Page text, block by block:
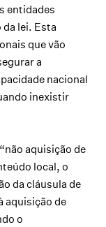
entidades
lei. Esta
que vão
a
nacional
inexistir
aquisição de
local, o
da cláusula de
aquisição de
o